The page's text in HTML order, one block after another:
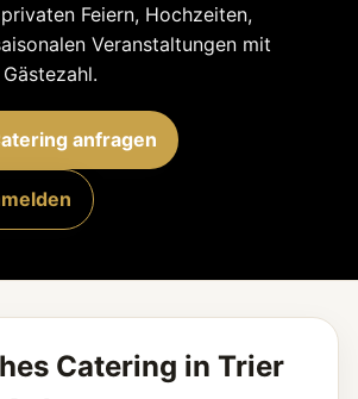
Feiern, Hochzeiten,
Veranstaltungen mit
anfragen
Catering in Trier